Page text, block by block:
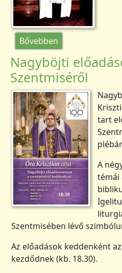
Bővebben
Nagyböjti
Szentmiséről
tart
A
témái
Szentmisében lévő
Az előadások keddenként
kezdődnek (kb. 18.30).